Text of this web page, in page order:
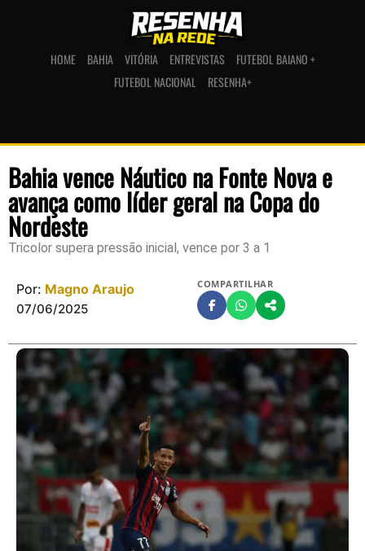
HOME BAHIA VITÓRIA ENTREVISTAS
FUTEBOL BAIANO +
FUTEBOL NACIONAL
RESENHA+
Bahia vence Náutico na Fonte Nova e
avança como líder geral na Copa do
Nordeste
Tricolor supera pressão inicial, vence por 3 a 1
Por: Magno Araujo
07/06/2025
COMPARTILHAR